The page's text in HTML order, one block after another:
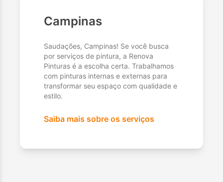
Campinas
Saudações, Campinas! Se você busca
por serviços de pintura, a Renova
Pinturas é a escolha certa. Trabalhamos
com pinturas internas e externas para
transformar seu espaço com qualidade e
estilo.
Saiba mais sobre os serviços